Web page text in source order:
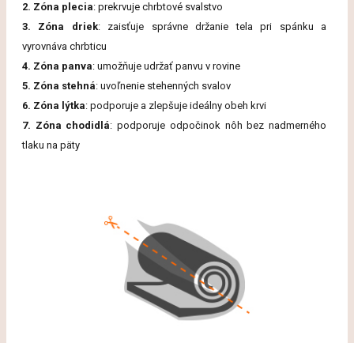
2. Zóna plecia: prekrvuje chrbtové svalstvo
3. Zóna driek: zaisťuje správne držanie tela pri spánku a
vyrovnáva chrbticu
4. Zóna panva: umožňuje udržať panvu v rovine
5. Zóna stehná: uvoľnenie stehenných svalov
6. Zóna lýtka: podporuje a zlepšuje ideálny obeh krvi
7. Zóna chodidlá: podporuje odpočinok nôh bez nadmerného
tlaku na päty